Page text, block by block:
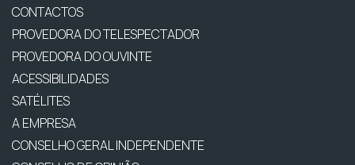
CONTACTOS
PROVEDORA DO TELESPECTADOR
PROVEDORA DO OUVINTE
ACESSIBILIDADES
SATÉLITES
A EMPRESA
CONSELHO GERAL INDEPENDENTE